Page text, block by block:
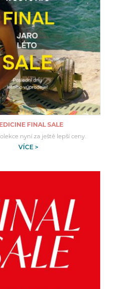
FINAL SALE
nyní za ještě lepší ceny.
VÍCE >